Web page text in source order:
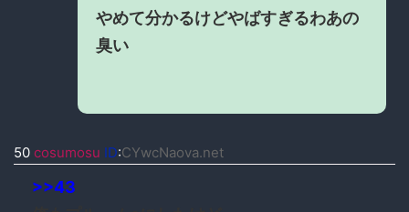
やめて分かるけどやばすぎるわあの
臭い
50 cosumosu ID:CYwcNaova.net
>>43